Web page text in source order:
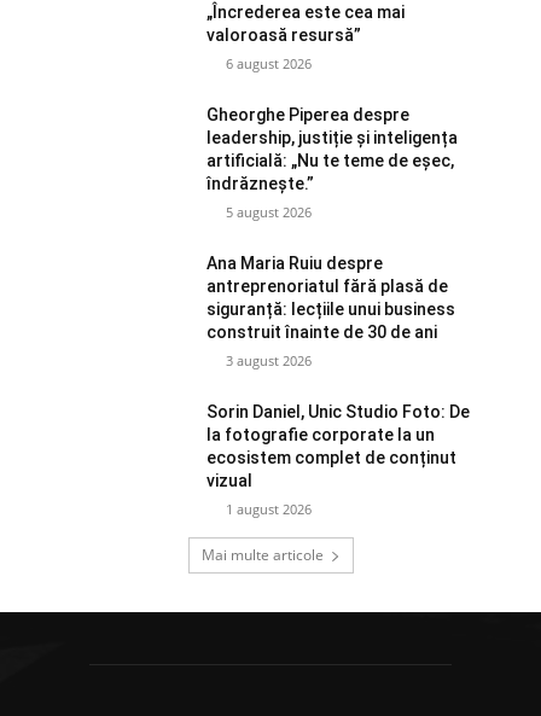
„Încrederea este cea mai
valoroasă resursă”
6 august 2026
Gheorghe Piperea despre
leadership, justiție și inteligența
artificială: „Nu te teme de eșec,
îndrăznește.”
5 august 2026
Ana Maria Ruiu despre
antreprenoriatul fără plasă de
siguranță: lecțiile unui business
construit înainte de 30 de ani
3 august 2026
Sorin Daniel, Unic Studio Foto: De
la fotografie corporate la un
ecosistem complet de conținut
vizual
1 august 2026
Mai multe articole